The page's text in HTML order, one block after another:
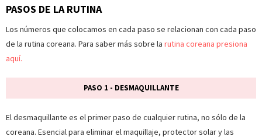
PASOS DE LA RUTINA
Los números que colocamos en cada paso se relacionan con cada paso
de la rutina coreana. Para saber más sobre la rutina coreana presiona
aquí.
PASO 1 - DESMAQUILLANTE
El desmaquillante es el primer paso de cualquier rutina, no sólo de la
coreana. Esencial para eliminar el maquillaje, protector solar y las